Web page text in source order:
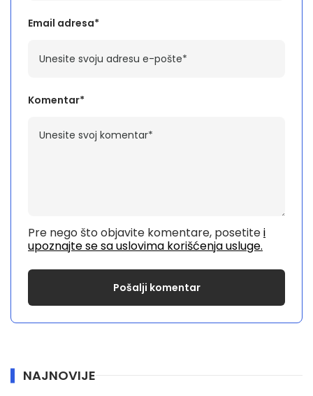
Komentar*
Pre nego što objavite komentare, posetitei
upoznajte se sa uslovima korišćenja usluge.
Email adresa*
NAJNOVIJE